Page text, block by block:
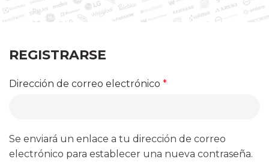
REGISTRARSE
Dirección de correo electrónico *
Se enviará un enlace a tu dirección de correo
electrónico para establecer una nueva contraseña.